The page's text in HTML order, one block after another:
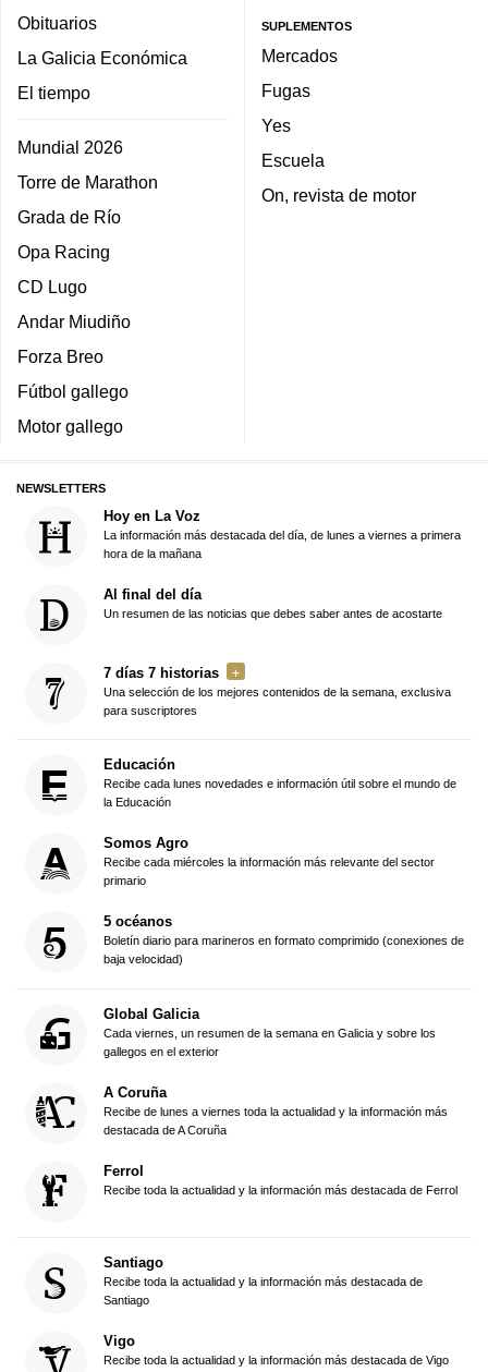
Obituarios
La Galicia Económica
El tiempo
Mundial 2026
Torre de Marathon
Grada de Río
Opa Racing
CD Lugo
Andar Miudiño
Forza Breo
Fútbol gallego
Motor gallego
SUPLEMENTOS
Mercados
Fugas
Yes
Escuela
On, revista de motor
NEWSLETTERS
Hoy en La Voz
La información más destacada del día, de lunes a viernes a primera
hora de la mañana
Al final del día
Un resumen de las noticias que debes saber antes de acostarte
7 días 7 historias
Una selección de los mejores contenidos de la semana, exclusiva
para suscriptores
Educación
Recibe cada lunes novedades e información útil sobre el mundo de
la Educación
Somos Agro
Recibe cada miércoles la información más relevante del sector
primario
5 océanos
Boletín diario para marineros en formato comprimido (conexiones de
baja velocidad)
Global Galicia
Cada viernes, un resumen de la semana en Galicia y sobre los
gallegos en el exterior
A Coruña
Recibe de lunes a viernes toda la actualidad y la información más
destacada de A Coruña
Ferrol
Recibe toda la actualidad y la información más destacada de Ferrol
Santiago
Recibe toda la actualidad y la información más destacada de
Santiago
Vigo
Recibe toda la actualidad y la información más destacada de Vigo